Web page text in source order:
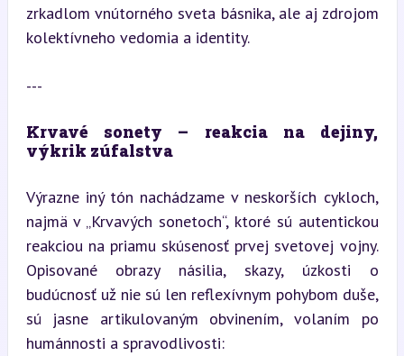
zrkadlom vnútorného sveta básnika, ale aj zdrojom
kolektívneho vedomia a identity.
---
Krvavé sonety – reakcia na dejiny,
výkrik zúfalstva
Výrazne iný tón nachádzame v neskorších cykloch,
najmä v „Krvavých sonetoch“, ktoré sú autentickou
reakciou na priamu skúsenosť prvej svetovej vojny.
Opisované obrazy násilia, skazy, úzkosti o
budúcnosť už nie sú len reflexívnym pohybom duše,
sú jasne artikulovaným obvinením, volaním po
humánnosti a spravodlivosti: